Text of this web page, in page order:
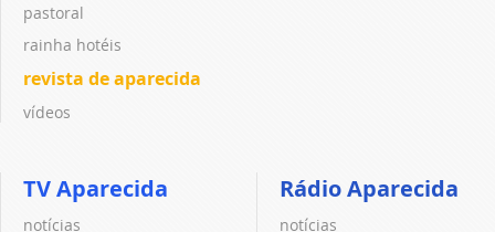
pastoral
rainha hotéis
revista de aparecida
vídeos
TV Aparecida
notícias
Rádio Aparecida
notícias